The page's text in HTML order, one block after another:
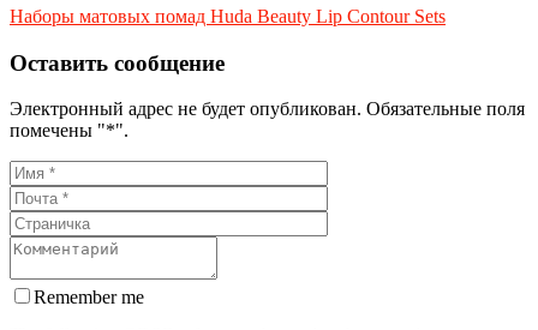
Наборы матовых помад Huda Beauty Lip Contour Sets
Оставить сообщение
Электронный адрес не будет опубликован. Обязательные поля
помечены "*".
Remember me